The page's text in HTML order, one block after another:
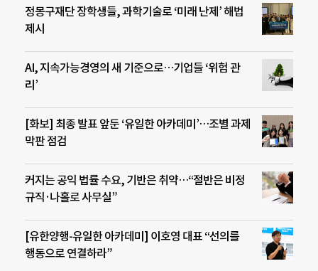
정몽구재단 장학생들, 과학기술로 ‘미래 난제’ 해법
제시
AI, 지속가능경영의 새 기준으로…기업들 ‘위험 관
리’
[화보] 최종 발표 앞둔 ‘유일한 아카데미’…조별 과제
막판 점검
커지는 공익 법률 수요, 기반은 취약…“절반은 비정
규직·나홀로 사무실”
[유한양행-유일한 아카데미] 이호영 대표 “선의를
행동으로 연결하라”